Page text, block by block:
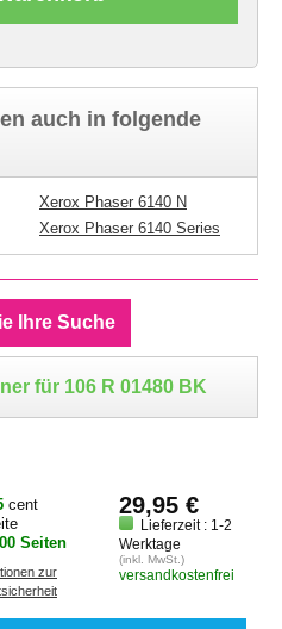
auch in folgende
Xerox Phaser 6140 N
Xerox Phaser 6140 Series
Ihre Suche
für 106 R 01480 BK
cent
Seiten
zur
29,95 €
Lieferzeit : 1-2
Werktage
(inkl. MwSt.)
versandkostenfrei